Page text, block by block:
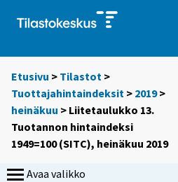
Etusivu > Tilastot >
Tuottajahintaindeksit > 2019>
heinäkuu > Liitetaulukko 13.
Tuotannon hintaindeksi
1949=100 (SITC), heinäkuu 2019
Avaa valikko